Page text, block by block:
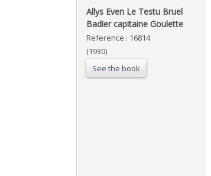
‎Allys Even Le Testu Bruel
Badier capitaine Goulette‎
Reference : 16814
(1930)
See the book